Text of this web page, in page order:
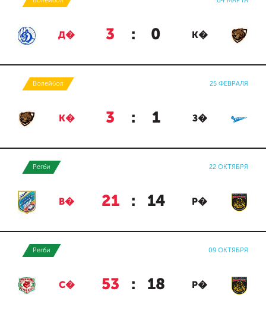
Д� 3 : 0 К�
Волейбол 25 ФЕВРАЛЯ
К� 3 : 1 З�
Регби 22 ОКТЯБРЯ
В� 21 : 14 Р�
Регби 09 ОКТЯБРЯ
С� 53 : 18 Р�